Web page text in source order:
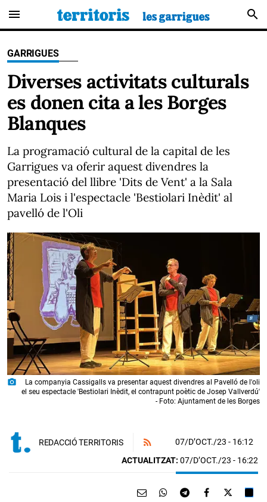
menu search
GARRIGUES
Diverses activitats culturals
es donen cita a les Borges
Blanques
La programació cultural de la capital de les
Garrigues va oferir aquest divendres la
presentació del llibre 'Dits de Vent' a la Sala
Maria Lois i l'espectacle 'Bestiolari Inèdit' al
pavelló de l'Oli
photo_camera
La companyia Cassigalls va presentar aquest divendres al Pavelló de l'oli
el seu espectacle 'Bestiolari Inèdit, el contrapunt poètic de Josep Vallverdú'
- Foto: Ajuntament de les Borges
REDACCIÓ TERRITORIS 07/D’OCT./23 - 16:12
ACTUALITZAT: 07/D’OCT./23 - 16:22